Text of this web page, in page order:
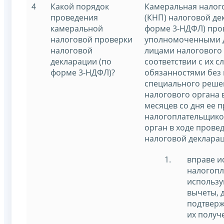
4
Какой порядок
проведения
камеральной
налоговой проверки
налоговой
декларации (по
форме 3-НДФЛ)?
Камеральная
(КНП) налоговой
форме 3-НДФЛ)
уполномоченными
лицами налогового
соответствии с их
обязанностями без
специального
налогового органа
месяцев со дня ее
орган в ходе
налоговой
вправе
вычеты,
их